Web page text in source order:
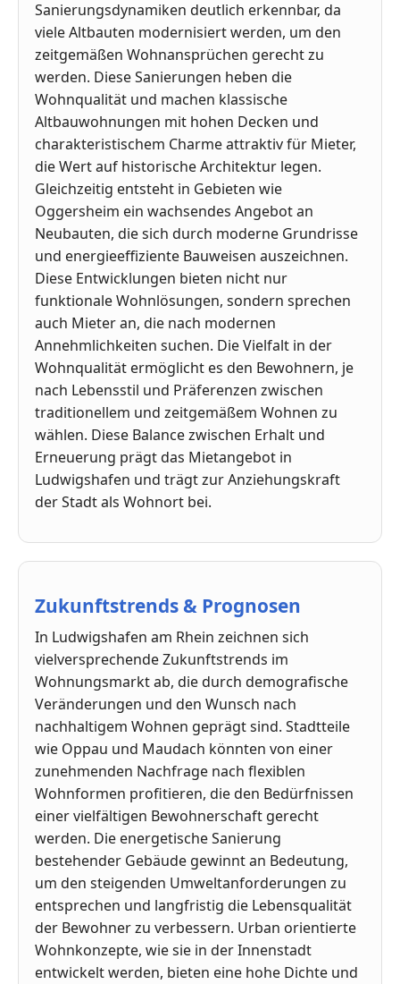
Sanierungsdynamiken deutlich erkennbar, da
viele Altbauten modernisiert werden, um den
zeitgemäßen Wohnansprüchen gerecht zu
werden. Diese Sanierungen heben die
Wohnqualität und machen klassische
Altbauwohnungen mit hohen Decken und
charakteristischem Charme attraktiv für Mieter,
die Wert auf historische Architektur legen.
Gleichzeitig entsteht in Gebieten wie
Oggersheim ein wachsendes Angebot an
Neubauten, die sich durch moderne Grundrisse
und energieeffiziente Bauweisen auszeichnen.
Diese Entwicklungen bieten nicht nur
funktionale Wohnlösungen, sondern sprechen
auch Mieter an, die nach modernen
Annehmlichkeiten suchen. Die Vielfalt in der
Wohnqualität ermöglicht es den Bewohnern, je
nach Lebensstil und Präferenzen zwischen
traditionellem und zeitgemäßem Wohnen zu
wählen. Diese Balance zwischen Erhalt und
Erneuerung prägt das Mietangebot in
Ludwigshafen und trägt zur Anziehungskraft
der Stadt als Wohnort bei.
Zukunftstrends & Prognosen
In Ludwigshafen am Rhein zeichnen sich
vielversprechende Zukunftstrends im
Wohnungsmarkt ab, die durch demografische
Veränderungen und den Wunsch nach
nachhaltigem Wohnen geprägt sind. Stadtteile
wie Oppau und Maudach könnten von einer
zunehmenden Nachfrage nach flexiblen
Wohnformen profitieren, die den Bedürfnissen
einer vielfältigen Bewohnerschaft gerecht
werden. Die energetische Sanierung
bestehender Gebäude gewinnt an Bedeutung,
um den steigenden Umweltanforderungen zu
entsprechen und langfristig die Lebensqualität
der Bewohner zu verbessern. Urban orientierte
Wohnkonzepte, wie sie in der Innenstadt
entwickelt werden, bieten eine hohe Dichte und